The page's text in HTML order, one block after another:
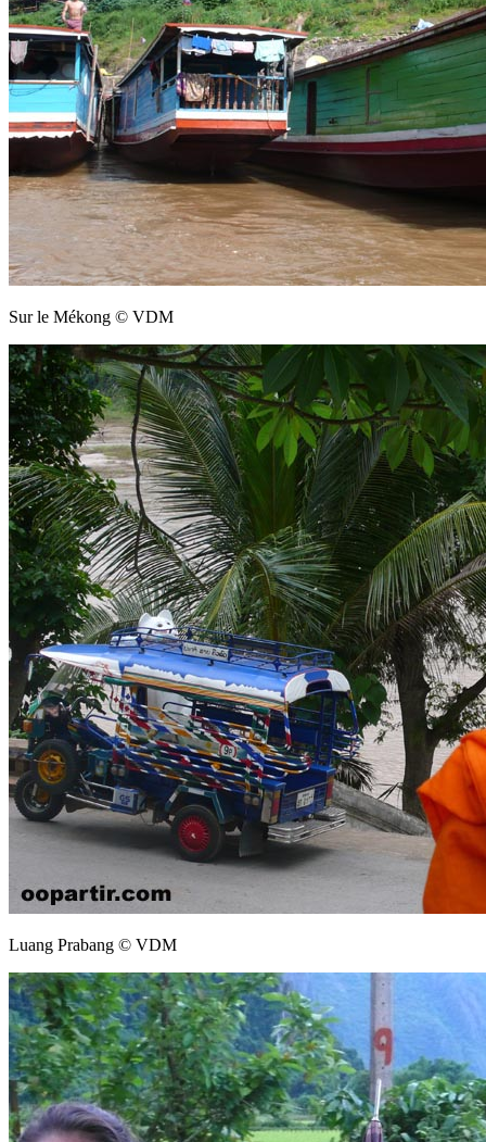
Sur le Mékong © VDM
Luang Prabang © VDM